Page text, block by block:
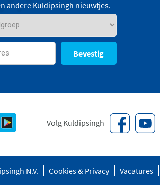
andere Kuldipsingh nieuwtjes.
Bevestig
Volg Kuldipsingh
N.V. Cookies & Privacy Vacatures